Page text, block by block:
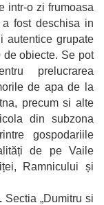
intr-o zi frumoasa
fost deschisa in
autentice grupate
obiecte. Se pot
prelucrarea
de apa de la
precum si alte
din subzona
gospodariile
de pe Vaile
Ramnicului și
Sectia „Dumitru si